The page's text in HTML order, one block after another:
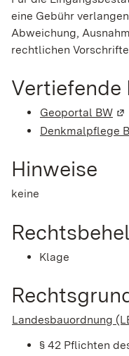
eine Gebühr
Abweichung,
rechtlichen
Vertiefende
Geoportal BW
Denkmalpflege
Hinweise
keine
Klage
Landesbauordnung
§ 42 Pflichten